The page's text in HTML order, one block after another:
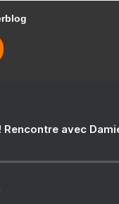
avec